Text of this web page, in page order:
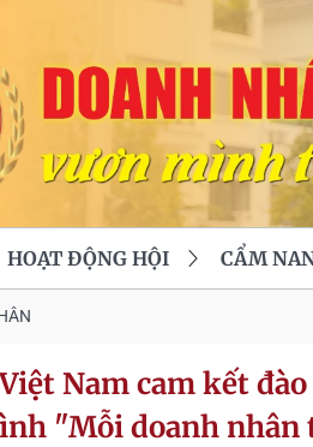
HOẠT ĐỘNG HỘI CẨM
Nam cam kết
"Mỗi doanh nhân